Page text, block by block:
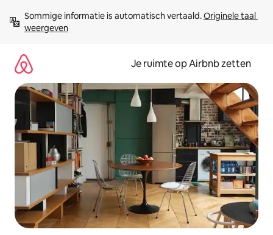
direct
naar
Sommige informatie is automatisch vertaald. Originele taal
weergeven
Je ruimte op Airbnb zetten